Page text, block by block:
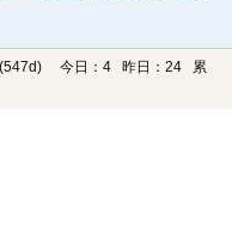
(547d)
今日：4 昨日：24 累